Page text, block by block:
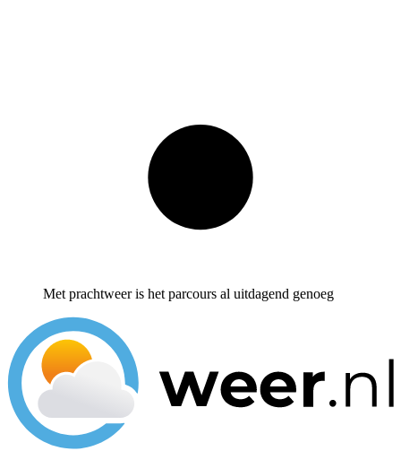
Met prachtweer is het parcours al uitdagend genoeg